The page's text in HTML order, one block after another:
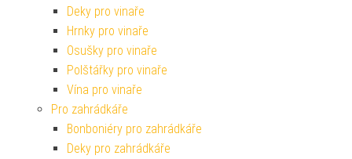
Deky pro vinaře
Hrnky pro vinaře
Osušky pro vinaře
Polštářky pro vinaře
Vína pro vinaře
Pro zahrádkáře
Bonboniéry pro zahrádkáře
Deky pro zahrádkáře